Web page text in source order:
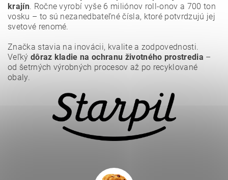
Vložením hodnotenie súhlasíte s podmienkami ochrany
osobných údajov.
krajín. Ročne vyrobí vyše 6 miliónov roll-onov a 700 ton
vosku – to sú nezanedbateľné čísla, ktoré potvrdzujú jej
svetové renomé.
Značka stavia na inovácii, kvalite a zodpovednosti.
Veľký dôraz kladie na ochranu životného prostredia –
od šetrných výrobných procesov až po recyklované
obaly.